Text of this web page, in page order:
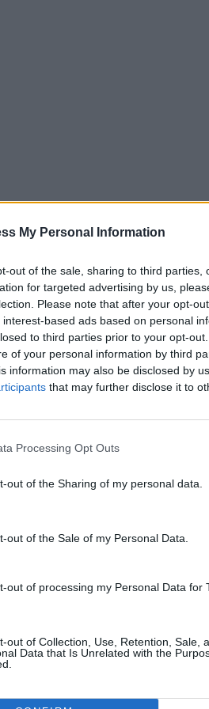
My Personal Information
out of the sale, sharing to third
for targeted advertising by us,
Please note that after your opt-
based ads based on personal
to third parties prior to your opt-
of your personal information by third
information may also be disclosed by
that may further disclose it to
Processing Opt Outs
out of the Sharing of my personal data.
out of the Sale of my Personal Data.
out of processing my Personal Data for
out of Collection, Use, Retention, Sale,
Data that Is Unrelated with the